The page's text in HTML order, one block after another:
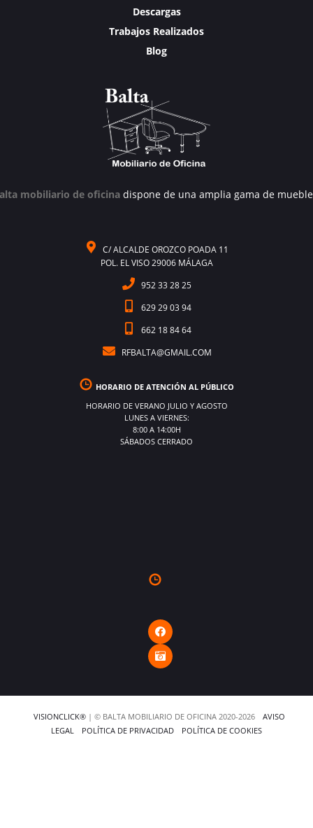
Descargas
Trabajos Realizados
Blog
mobiliario de oficinadispone de una amplia gama de
C/ ALCALDE OROZCO POADA 11
POL. EL VISO 29006 MÁLAGA
952 33 28 25
629 29 03 94
662 18 84 64
RFBALTA@GMAIL.COM
HORARIO DE ATENCIÓN AL PÚBLICO
HORARIO DE VERANO JULIO Y AGOSTO
LUNES A VIERNES:
8:00 A 14:00H
SÁBADOS CERRADO
VISIONCLICK® | © BALTA MOBILIARIO DE OFICINA 2020-2026
AVISO
LEGAL
POLÍTICA DE PRIVACIDAD POLÍTICA DE COOKIES